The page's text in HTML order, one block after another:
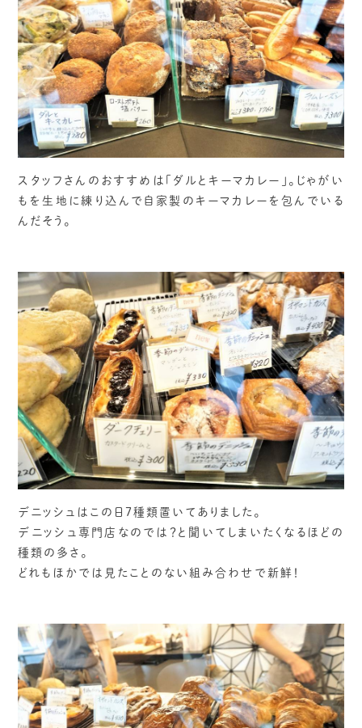
スタッフさんのおすすめは「ダルとキーマカレー」。じゃがい
もを生地に練り込んで自家製のキーマカレーを包んでいる
んだそう。
デニッシュはこの日7種類置いてありました。
デニッシュ専門店なのでは？と聞いてしまいたくなるほどの
種類の多さ。
どれもほかでは見たことのない組み合わせで新鮮！